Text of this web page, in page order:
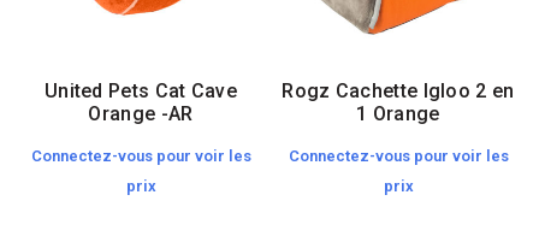
United Pets Cat Cave
Orange -AR
Connectez-vous pour voir les
prix
Rogz Cachette Igloo 2 en
1 Orange
Connectez-vous pour voir les
prix